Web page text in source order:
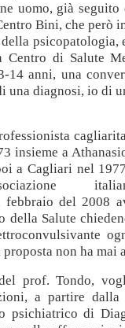
uomo, già
Bini, che però
psicopatologia,
di Salute
14 anni, una
una diagnosi, io di
insieme a
a Cagliari nel
del 2008
della Salute
non ha mai
prof. Tondo,
a partire dalla
psichiatrico di